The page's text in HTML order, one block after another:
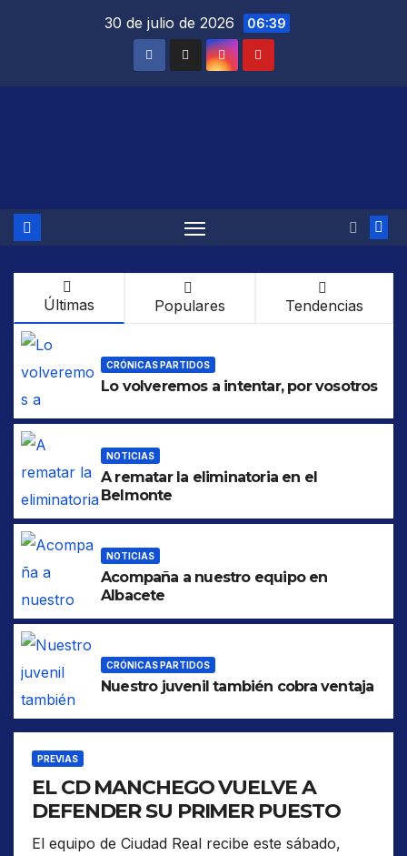
30 de julio de 2026 06:39
Últimas Populares Tendencias
CRÓNICAS PARTIDOS
Lo volveremos a intentar, por vosotros
NOTICIAS
A rematar la eliminatoria en el
Belmonte
NOTICIAS
Acompaña a nuestro equipo en
Albacete
CRÓNICAS PARTIDOS
Nuestro juvenil también cobra ventaja
PREVIAS
EL CD MANCHEGO VUELVE A
DEFENDER SU PRIMER PUESTO
El equipo de Ciudad Real recibe este sábado,